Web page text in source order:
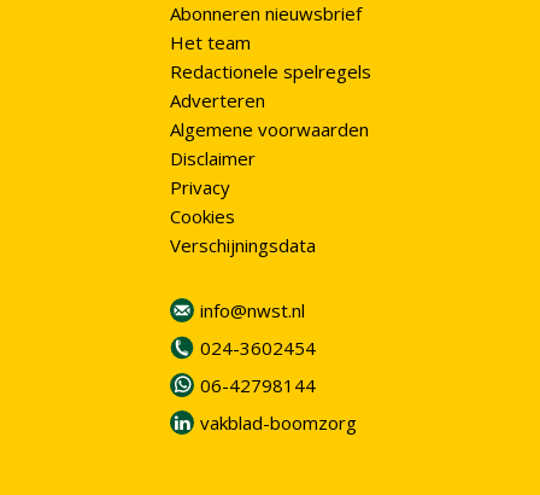
Abonneren nieuwsbrief
Het team
Redactionele spelregels
Adverteren
Algemene voorwaarden
Disclaimer
Privacy
Cookies
Verschijningsdata
info@nwst.nl
024-3602454
06-42798144
vakblad-boomzorg